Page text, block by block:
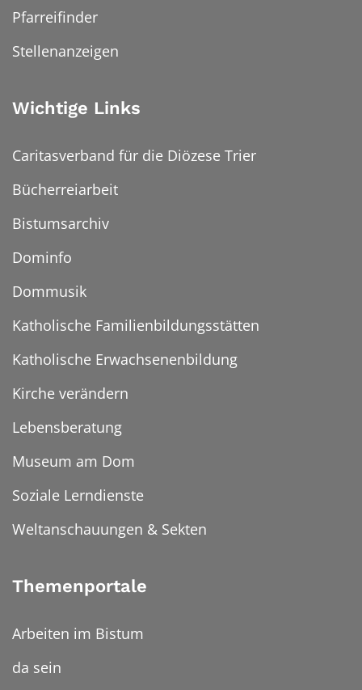
Pfarreifinder
Stellenanzeigen
Wichtige Links
Caritasverband für die Diözese Trier
Bücherreiarbeit
Bistumsarchiv
Dominfo
Dommusik
Katholische Familienbildungsstätten
Katholische Erwachsenenbildung
Kirche verändern
Lebensberatung
Museum am Dom
Soziale Lerndienste
Weltanschauungen & Sekten
Themenportale
Arbeiten im Bistum
da sein